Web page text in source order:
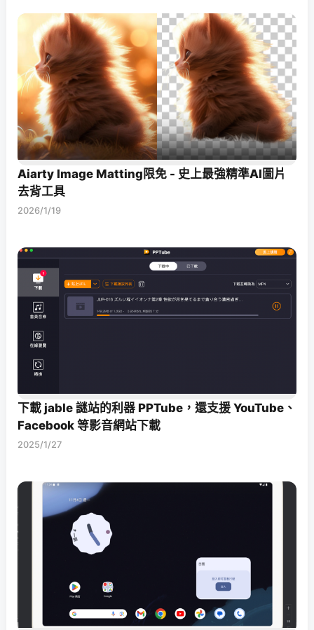
Aiarty Image Matting限免 - 史上最強精準AI圖片
去背工具
2026/1/19
下載 jable 謎站的利器 PPTube，還支援 YouTube、
Facebook 等影音網站下載
2025/1/27